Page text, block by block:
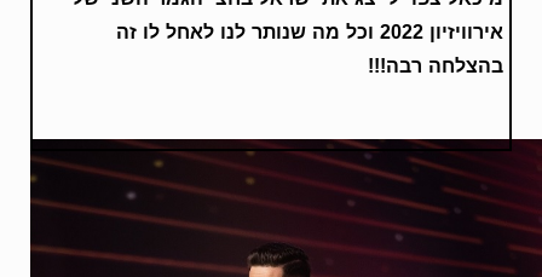
אירוויזיון 2022 וכל מה שנותר לנו לאחל לו זה
בהצלחה רבה!!!